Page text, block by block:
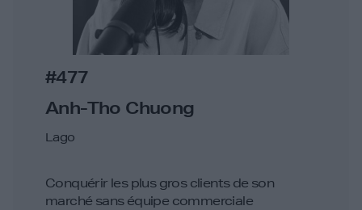
#477
Anh-Tho Chuong
Lago
Conquérir les plus gros clients de son
marché sans équipe commerciale